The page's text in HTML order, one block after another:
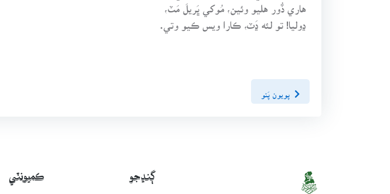
هاري ڏُور هليو وئين، مُوکي ڀَريلَ مَٽ،
ڍوليا! تو لئه ڍَٽ، ڪارا ويس ڪيو وتي.
پويون پَنو
ڳنڍجو ڪميونٽي